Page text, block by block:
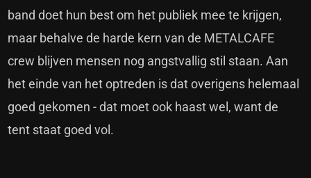
band doet hun best om het publiek mee te krijgen,
maar behalve de harde kern van de METALCAFE
crew blijven mensen nog angstvallig stil staan. Aan
het einde van het optreden is dat overigens helemaal
goed gekomen - dat moet ook haast wel, want de
tent staat goed vol.